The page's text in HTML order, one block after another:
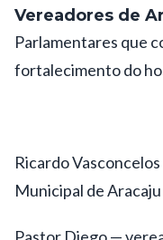
Vereadores de
Parlamentares que
fortalecimento do
Ricardo
Municipal de Aracaju